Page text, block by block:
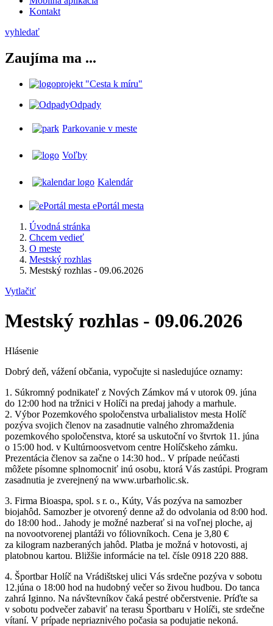
Kontakt
vyhledať
Zaujíma ma ...
projekt "Cesta k míru"
Odpady
Parkovanie v meste
Voľby
Kalendár
ePortál mesta
Úvodná stránka
Chcem vedieť
O meste
Mestský rozhlas
Mestský rozhlas - 09.06.2026
Vytlačiť
Mestský rozhlas - 09.06.2026
Hlásenie
Dobrý deň, vážení občania, vypočujte si nasledujúce oznamy:
1. Súkromný podnikateľ z Nových Zámkov má v utorok 09. júna
do 12:00 hod na tržnici v Holíči na predaj jahody a marhule.
2. Výbor Pozemkového spoločenstva urbalialistov mesta Holíč
pozýva svojich členov na zasadnutie valného zhromaždenia
pozemkového spoločenstva, ktoré sa uskutoční vo štvrtok 11. júna
o 15:00 hod. v Kultúrnoosvetvom centre Holíčskeho zámku.
Prezentácia členov sa začne o 14:30 hod.. V prípade neúčasti
môžete písomne splnomocniť inú osobu, ktorá Vás zastúpi. Program
zasadnutia je zverejnený na www.urbarholic.sk.
3. Firma Bioaspa, spol. s r. o., Kúty, Vás pozýva na samozber
biojahôd. Samozber je otvorený denne až do odvolania od 8:00 hod.
do 18:00 hod.. Jahody je možné nazberať si na voľnej ploche, aj
na novootvorenej plantáži vo fóliovníkoch. Cena je 3,80 €
za kilogram nazberaných jahôd. Platba je možná v hotovosti, aj
platobnou kartou. Bližšie informácie na tel. čísle 0918 220 888.
4. Športbar Holíč na Vrádištskej ulici Vás srdečne pozýva v sobotu
12.júna o 18:00 hod na hudobný večer so živou hudbou. Do tanca
zahrá Iginno. Na návštevníkov čaká pestré občerstvenie. Príďte sa
v sobotu podvečer zabaviť na terasu Športbaru v Holíči, ste srdečne
vítaní. V prípade nepriaznivého počasia sa podujatie nekoná.